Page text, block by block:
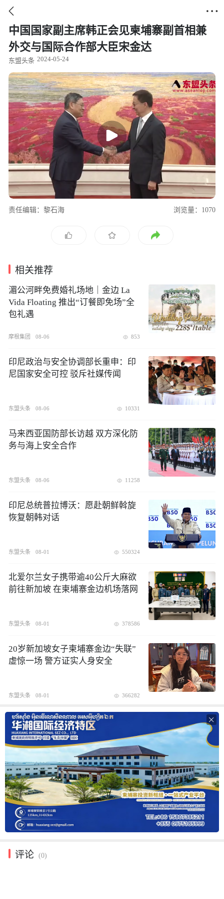
 
中国国家副主席韩正会见柬埔寨副首相兼
外交与国际合作部大臣宋金达
东盟头条 2024-05-24
责任编辑：黎石海 浏览量：1070
相关推荐
湄公河畔免费婚礼场地｜金边 La
Vida Floating 推出“订餐即免场”全
包礼遇
摩根集团 08-06 853
印尼政治与安全协调部长重申：印
尼国家安全可控 驳斥社媒传闻
东盟头条 08-06 10331
​马来西亚国防部长访越 双方深化防
务与海上安全合作
东盟头条 08-06 11258
印尼总统普拉博沃：愿赴朝鲜斡旋
恢复朝韩对话
东盟头条 08-01 550324
北爱尔兰女子携带逾40公斤大麻欲
前往新加坡 在柬埔寨金边机场落网
东盟头条 08-01 378586
20岁新加坡女子柬埔寨金边“失联”
虚惊一场 警方证实人身安全
东盟头条 08-01 366282

评论 (0)